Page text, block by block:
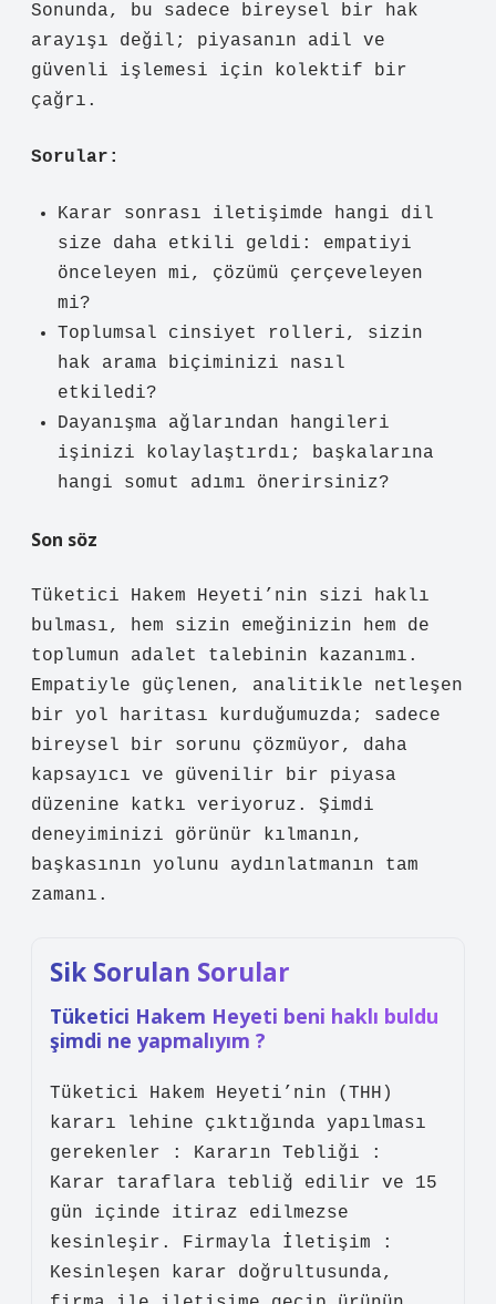
Sonunda, bu sadece bireysel bir hak
arayışı değil; piyasanın adil ve
güvenli işlemesi için kolektif bir
çağrı.
Sorular:
Karar sonrası iletişimde hangi dil
size daha etkili geldi: empatiyi
önceleyen mi, çözümü çerçeveleyen
mi?
Toplumsal cinsiyet rolleri, sizin
hak arama biçiminizi nasıl
etkiledi?
Dayanışma ağlarından hangileri
işinizi kolaylaştırdı; başkalarına
hangi somut adımı önerirsiniz?
Son söz
Tüketici Hakem Heyeti’nin sizi haklı
bulması, hem sizin emeğinizin hem de
toplumun adalet talebinin kazanımı.
Empatiyle güçlenen, analitikle netleşen
bir yol haritası kurduğumuzda; sadece
bireysel bir sorunu çözmüyor, daha
kapsayıcı ve güvenilir bir piyasa
düzenine katkı veriyoruz. Şimdi
deneyiminizi görünür kılmanın,
başkasının yolunu aydınlatmanın tam
zamanı.
Sik Sorulan Sorular
Tüketici Hakem Heyeti beni haklı buldu
şimdi ne yapmalıyım ?
Tüketici Hakem Heyeti’nin (THH)
kararı lehine çıktığında yapılması
gerekenler : Kararın Tebliği :
Karar taraflara tebliğ edilir ve 15
gün içinde itiraz edilmezse
kesinleşir. Firmayla İletişim :
Kesinleşen karar doğrultusunda,